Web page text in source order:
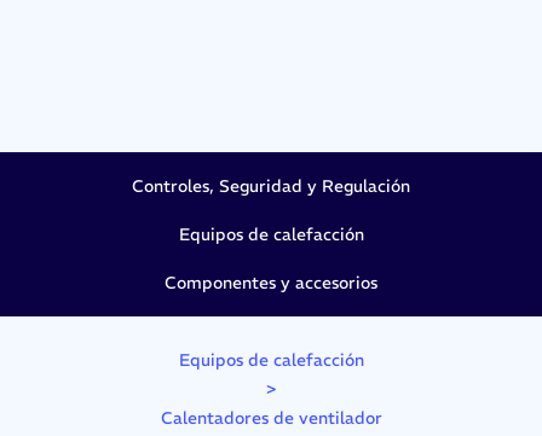
Controles, Seguridad y Regulación
Equipos de calefacción
Componentes y accesorios
Equipos de calefacción
>
Calentadores de ventilador